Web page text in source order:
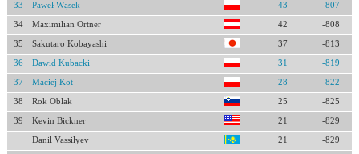
33 Paweł Wąsek 43 -807
34 Maximilian Ortner 42 -808
35 Sakutaro Kobayashi 37 -813
36 Dawid Kubacki 31 -819
37 Maciej Kot 28 -822
38 Rok Oblak 25 -825
39 Kevin Bickner 21 -829
Danil Vassilyev 21 -829